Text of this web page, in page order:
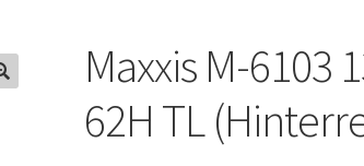
Maxxis M-6103
62H TL